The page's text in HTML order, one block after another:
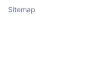
Sitemap